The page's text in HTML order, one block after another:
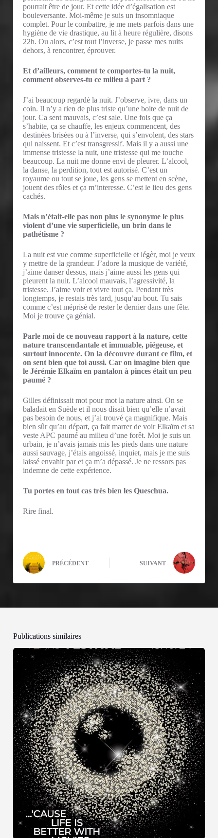
pourrait être de jour. Et cette idée d’égalisation est
bouleversante. Moi-même je suis un insomniaque
complet. Pour le combattre, je me mets parfois dans une
hygiène de vie drastique, au lit à heure régulière, disons
22h. Ou alors, c’est tout l’inverse, je passe mes nuits
dehors, à rencontrer, éprouver.
Et d’ailleurs, comment te comportes-tu la nuit,
comment observes-tu ce milieu à part ?
J’ai beaucoup regardé la nuit. J’observe, ivre, dans un
coin. Il n’y a rien de plus triste qu’une boite de nuit de
jour. Ca sent mauvais, c’est sale. Une fois que ça
s’habite, ça se chauffe, les enjeux commencent, des
destinées brisées ou à l’inverse, qui s’envolent, des stars
qui naissent. Et c’est transgressif. Mais il y a aussi une
immense tristesse la nuit, une tristesse qui me touche
beaucoup. La nuit me donne envi de pleurer. L’alcool,
la danse, la perdition, tout est autorisé. C’est un
royaume ou tout se joue, les gens se mettent en scène,
jouent des rôles et ça m’interesse. C’est le lieu des gens
cachés.
Mais n’était-elle pas non plus le synonyme le plus
violent d’une vie superficielle, un brin dans le
pathétisme ?
La nuit est vue comme superficielle et légèr, moi je veux
y mettre de la grandeur. J’adore la musique de variété,
j’aime danser dessus, mais j’aime aussi les gens qui
pleurent la nuit. L’alcool mauvais, l’agressivité, la
tristesse. J’aime voir et vivre tout ça. Pendant très
longtemps, je restais très tard, jusqu’au bout. Tu sais
comme c’est méprisé de rester le dernier dans une fête.
Moi je trouve ça génial.
Parle moi de ce nouveau rapport à la nature, cette
nature transcendantale et immuable, piégeuse, et
surtout innocente. On la découvre durant ce film, et
on sent bien que toi aussi. Car on imagine bien que
le Jérémie Elkaïm en pantalon à pinces était un peu
paumé ?
Gilles définissait mot pour mot la nature ainsi. On se
baladait en Suède et il nous disait bien qu’elle n’avait
pas besoin de nous, et j’ai trouvé ça magnifique. Mais
bien sûr qu’au départ, ça fait marrer de voir Elkaïm et sa
veste APC paumé au milieu d’une forêt. Moi je suis un
urbain, je n’avais jamais mis les pieds dans une nature
aussi sauvage, j’étais angoissé, inquiet, mais je me suis
laissé envahir par et ça m’a dépassé. Je ne ressors pas
indemne de cette expérience.
Tu portes en tout cas très bien les Queschua.
Rire final.
PRÉCÉDENT SUIVANT
Publications similaires